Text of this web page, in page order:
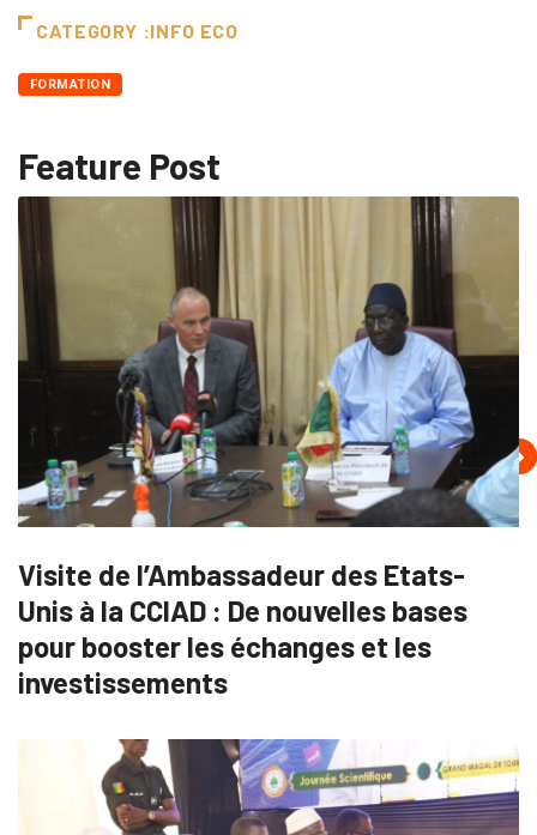
CATEGORY :INFO ECO
FORMATION
Feature Post
Visite de l’Ambassadeur des Etats-
Unis à la CCIAD : De nouvelles bases
pour booster les échanges et les
investissements